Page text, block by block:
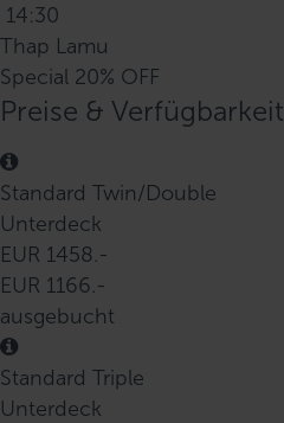
14:30
Thap Lamu
Special 20% OFF
Preise & Verfügbarkeit
Standard Twin/Double
Unterdeck
EUR 1458.-
EUR 1166.-
ausgebucht
Standard Triple
Unterdeck